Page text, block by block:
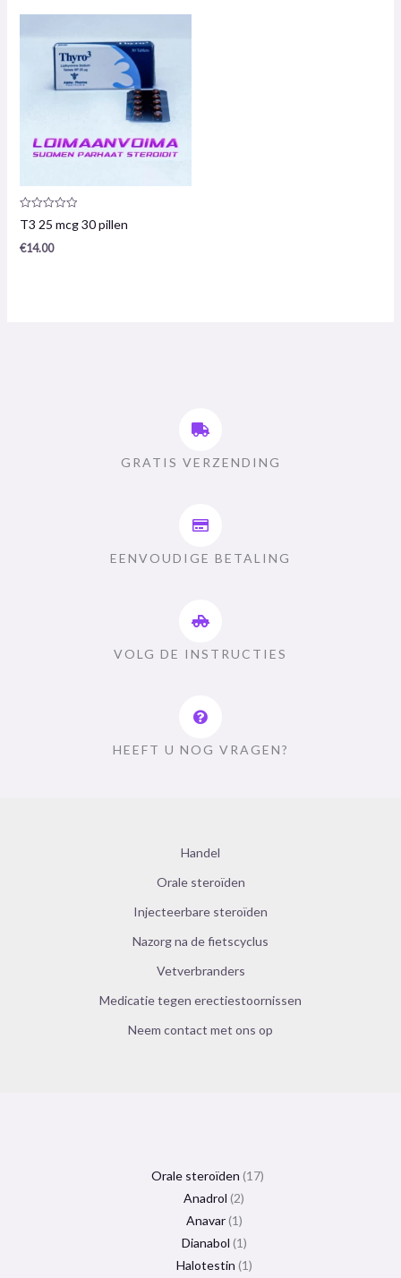
Productrecensie:
0
5
T3 25 mcg 30 pillen
€14.00
GRATIS VERZENDING
EENVOUDIGE BETALING
VOLG DE INSTRUCTIES
HEEFT U NOG VRAGEN?
Handel
Orale steroïden
Injecteerbare steroïden
Nazorg na de fietscyclus
Vetverbranders
Medicatie tegen erectiestoornissen
Neem contact met ons op
Orale steroïden 17
Anadrol 2
Anavar 1
Dianabol 1
Halotestin 1